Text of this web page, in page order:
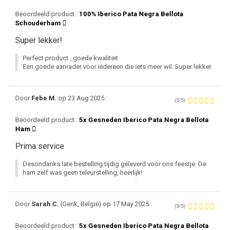
Beoordeeld product : 100% Iberico Pata Negra Bellota
Schouderham
Super lekker!
Perfect product , goede kwaliteit
Een goede aanrader voor iedereen die iets meer wil. Super lekker
Door Febe M. op 23 Aug 2025 : (5/5)
Beoordeeld product : 5x Gesneden Iberico Pata Negra Bellota
Ham
Prima service
Desondanks late bestelling tijdig geleverd voor ons feestje. De
ham zelf was geen teleurstelling, heerlijk!
Door Sarah C. (Genk, België) op 17 May 2025 : (5/5)
Beoordeeld product : 5x Gesneden Iberico Pata Negra Bellota